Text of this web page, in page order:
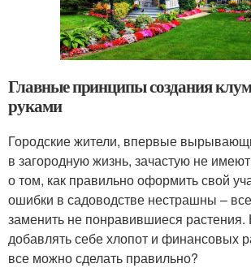
Главные принципы создания
руками
Городские жители, впервые
в загородную жизнь, зачастую не
о том, как правильно оформить свой
ошибки в садоводстве нестрашны –
заменить не понравившиеся растения.
добавлять себе хлопот и финансовых
все можно сделать правильно?